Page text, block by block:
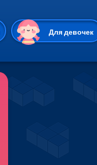
Для девочек
Приключения